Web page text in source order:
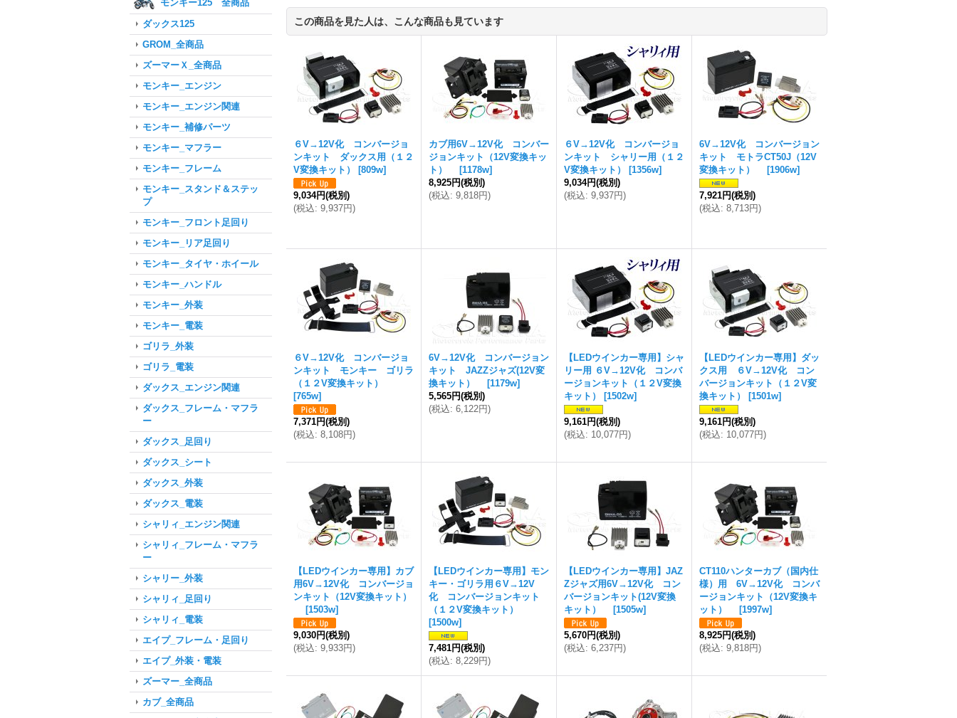
モンキー125 全商品
ダックス125
GROM_全商品
ズーマーＸ_全商品
モンキー_エンジン
モンキー_エンジン関連
モンキー_補修パーツ
モンキー_マフラー
モンキー_フレーム
モンキー_スタンド＆ステッ
プ
モンキー_フロント足回り
モンキー_リア足回り
モンキー_タイヤ・ホイール
モンキー_ハンドル
モンキー_外装
モンキー_電装
ゴリラ_外装
ゴリラ_電装
ダックス_エンジン関連
ダックス_フレーム・マフラ
ー
ダックス_足回り
ダックス_シート
ダックス_外装
ダックス_電装
シャリィ_エンジン関連
シャリィ_フレーム・マフラ
ー
シャリー_外装
シャリィ_足回り
シャリィ_電装
エイプ_フレーム・足回り
エイプ_外装・電装
ズーマー_全商品
カブ_全商品
この商品を見た人は、こんな商品も見ています
６V→12V化 コンバージョ
ンキット ダックス用（１２
V変換キット）
[809w]
9,034円(税別)
(税込: 9,937円)
カブ用6V→12V化 コンバー
ジョンキット（12V変換キッ
ト）
[1178w]
8,925円(税別)
(税込: 9,818円)
６V→12V化 コンバージョ
ンキット シャリー用（１２
V変換キット）
[1356w]
9,034円(税別)
(税込: 9,937円)
6V→12V化 コンバージョン
キット モトラCT50J（12V
変換キット）
[1906w]
7,921円(税別)
(税込: 8,713円)
６V→12V化 コンバージョ
ンキット モンキー ゴリラ
（１２V変換キット）
[765w]
7,371円(税別)
(税込: 8,108円)
6V→12V化 コンバージョン
キット JAZZジャズ(12V変
換キット）
[1179w]
5,565円(税別)
(税込: 6,122円)
【LEDウインカー専用】シャ
リー用 ６V→12V化 コンバ
ージョンキット（１２V変換
キット）
[1502w]
9,161円(税別)
(税込: 10,077円)
【LEDウインカー専用】ダッ
クス用 ６V→12V化 コン
バージョンキット（１２V変
換キット）
[1501w]
9,161円(税別)
(税込: 10,077円)
【LEDウインカー専用】カブ
用6V→12V化 コンバージョ
ンキット（12V変換キット）
[1503w]
9,030円(税別)
(税込: 9,933円)
【LEDウインカー専用】モン
キー・ゴリラ用６V→12V
化 コンバージョンキット
（１２V変換キット）
[1500w]
7,481円(税別)
(税込: 8,229円)
【LEDウインカー専用】JAZ
Zジャズ用6V→12V化 コン
バージョンキット(12V変換
キット）
[1505w]
5,670円(税別)
(税込: 6,237円)
CT110ハンターカブ（国内仕
様）用 6V→12V化 コンバ
ージョンキット（12V変換キ
ット）
[1997w]
8,925円(税別)
(税込: 9,818円)